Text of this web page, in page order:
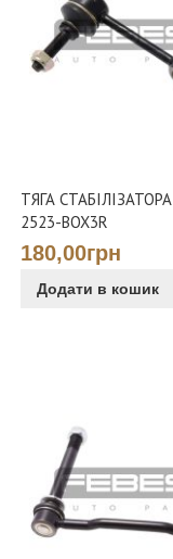
ТЯГА СТАБІЛІЗАТОРА
2523-BOX3R
180,00грн
Додати в кошик